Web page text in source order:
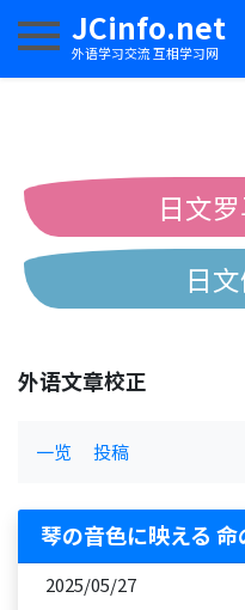
JCinfo.net
外语学习交流 互相学习网
切换导航
日文
日
外语文章校正
一览 投稿
琴の音色に映える
2025/05/27